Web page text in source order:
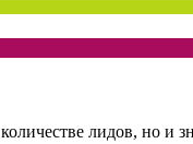
лидов, но и